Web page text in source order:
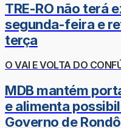
TRE-RO não terá
segunda-feira e
terça
O VAI E VOLTA DO
MDB mantém
e alimenta
Governo de